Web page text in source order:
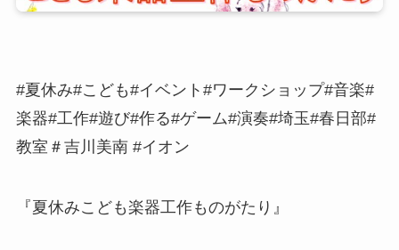
#夏休み#こども#イベント#ワークショップ#音楽#
楽器#工作#遊び#作る#ゲーム#演奏#埼玉#春日部#
教室＃吉川美南 #イオン
『夏休みこども楽器工作ものがたり』